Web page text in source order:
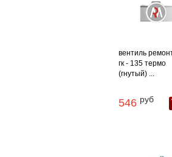
вентиль
гк - 135 термо
(гнутый) ...
546 руб